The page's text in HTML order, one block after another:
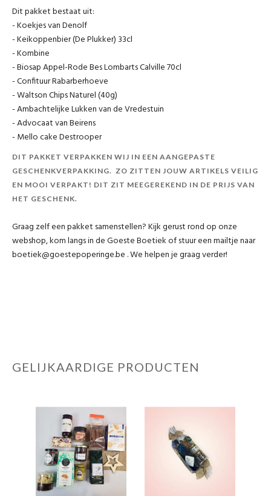
Dit pakket bestaat uit:
- Koekjes van Denolf
- Keikoppenbier (De Plukker) 33cl
- Kombine
- Biosap Appel-Rode Bes Lombarts Calville 70cl
- Confituur Rabarberhoeve
- Waltson Chips Naturel (40g)
- Ambachtelijke Lukken van de Vredestuin
- Advocaat van Beirens
- Mello cake Destrooper
DIT PAKKET VERPAKKEN WIJ IN EEN AANGEPASTE
GESCHENKVERPAKKING. ZO ZITTEN JOUW ARTIKELS VEILIG
EN MOOI VERPAKT! DIT ZIT MEEGEREKEND IN DE PRIJS VAN
HET GESCHENK.
Graag zelf een pakket samenstellen? Kijk gerust rond op onze
webshop, kom langs in de Goeste Boetiek of stuur een mailtje naar
boetiek@goestepoperinge.be . We helpen je graag verder!
GELIJKAARDIGE PRODUCTEN